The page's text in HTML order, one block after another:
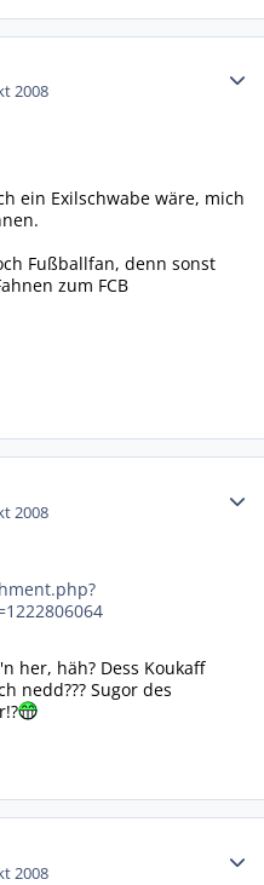
2008
ein Exilschwabe wäre, mich
Fußballfan, denn sonst
zum FCB
2008
her, häh? Dess Koukaff
nedd??? Sugor des
2008